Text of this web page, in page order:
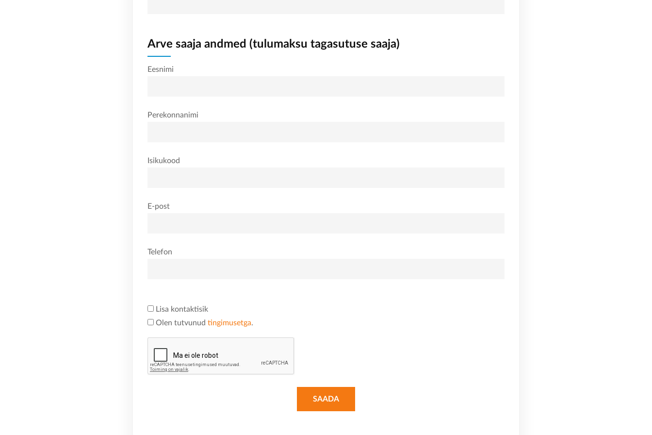
Arve saaja andmed (tulumaksu tagasutuse saaja)
Eesnimi
Perekonnanimi
Isikukood
E-post
Telefon
Lisa kontaktisik
Olen tutvunud tingimusetga.